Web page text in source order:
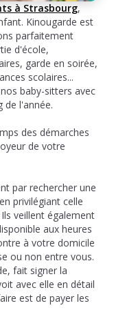
à Strasbourg,
Kinougarde est
parfaitement
d'école,
garde en soirée,
scolaires...
baby-sitters avec
de l'année.
des démarches
de votre
par rechercher une
privilégiant celle
veillent également
aux heures
à votre domicile
ou non entre vous.
fait signer la
avec elle en détail
est de payer les